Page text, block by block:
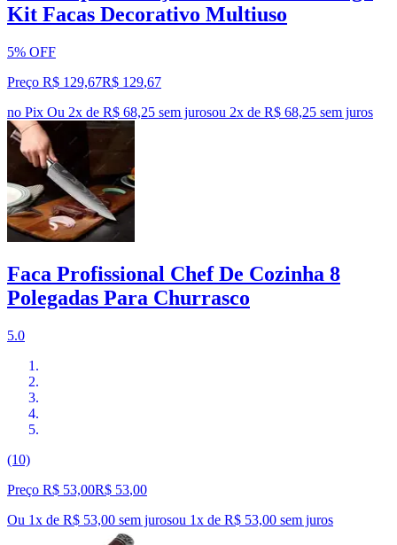
Kit Facas Decorativo Multiuso
5% OFF
Preço R$ 129,67R$ 129,67
no Pix Ou 2x de R$ 68,25 sem jurosou 2x de R$ 68,25 sem juros
Faca Profissional Chef De Cozinha 8
Polegadas Para Churrasco
5.0
(10)
Preço R$ 53,00R$ 53,00
Ou 1x de R$ 53,00 sem jurosou 1x de R$ 53,00 sem juros